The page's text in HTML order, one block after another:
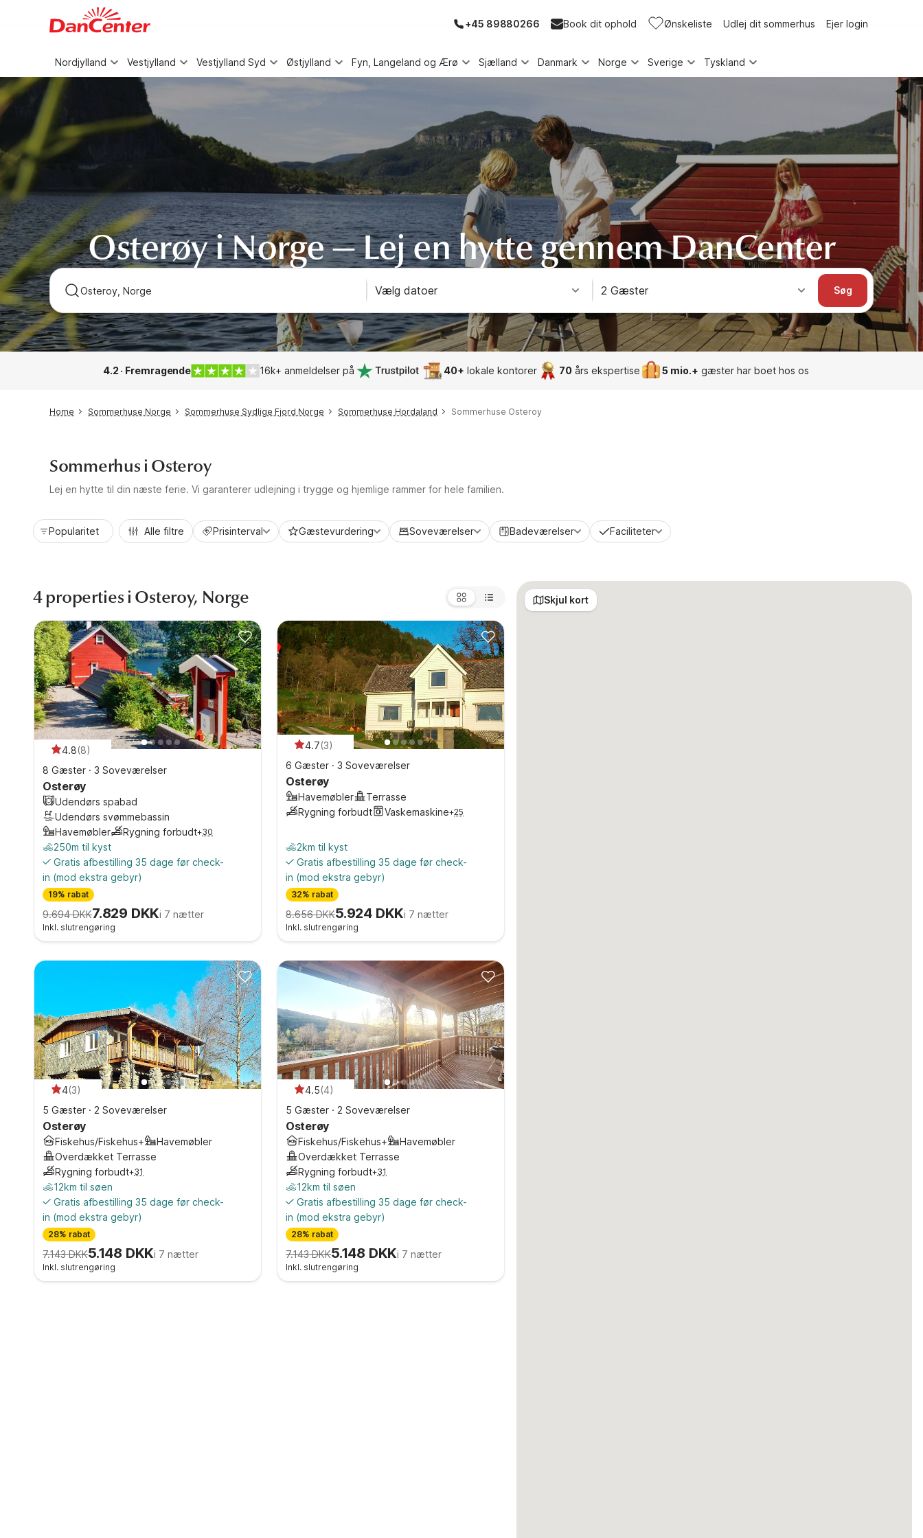
WIZARD MEMBER
+45 89880266 Book dit ophold Ønskeliste Udlej dit sommerhus Ejer login
Nordjylland Vestjylland Vestjylland Syd Østjylland Fyn, Langeland og Ærø Sjælland Danmark Norge Sverige Tyskland
Osterøy i Norge — Lej en hytte gennem DanCenter
Vælg datoer 2 Gæster Søg
4.2 · Fremragende 16k+ anmeldelser på 40+ lokale kontorer 70 års ekspertise 5 mio.+ gæster har boet hos os
Home Sommerhuse Norge Sommerhuse Sydlige Fjord Norge Sommerhuse Hordaland Sommerhuse Osteroy
Sommerhus i Osteroy
Lej en hytte til din næste ferie. Vi garanterer udlejning i trygge og hjemlige rammer for hele familien.
Popularitet Alle filtre Prisinterval Gæstevurdering Soveværelser Badeværelser Faciliteter
4 properties i Osteroy, Norge
4.8(8)
8 Gæster · 3 Soveværelser
Osterøy
Udendørs spabad
Udendørs svømmebassin
Havemøbler
Rygning forbudt+30
250m til kyst
Gratis afbestilling 35 dage før check-
in (mod ekstra gebyr)
19% rabat
9.694 DKK7.829 DKKi 7 nætter
Inkl. slutrengøring
4.7(3)
6 Gæster · 3 Soveværelser
Osterøy
Havemøbler
Terrasse
Rygning forbudt
Vaskemaskine+25
2km til kyst
Gratis afbestilling 35 dage før check-
in (mod ekstra gebyr)
32% rabat
8.656 DKK5.924 DKKi 7 nætter
Inkl. slutrengøring
4(3)
5 Gæster · 2 Soveværelser
Osterøy
Fiskehus/Fiskehus+
Havemøbler
Overdækket Terrasse
Rygning forbudt+31
12km til søen
Gratis afbestilling 35 dage før check-
in (mod ekstra gebyr)
28% rabat
7.143 DKK5.148 DKKi 7 nætter
Inkl. slutrengøring
4.5(4)
5 Gæster · 2 Soveværelser
Osterøy
Fiskehus/Fiskehus+
Havemøbler
Overdækket Terrasse
Rygning forbudt+31
12km til søen
Gratis afbestilling 35 dage før check-
in (mod ekstra gebyr)
28% rabat
7.143 DKK5.148 DKKi 7 nætter
Inkl. slutrengøring
Skjul kort